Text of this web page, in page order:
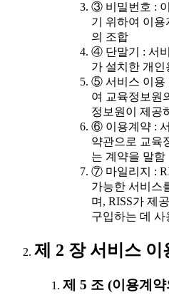
③ 비밀번호 :
기 위하여 이
의 조합
④ 단말기 : 서
가 설치한 개인
⑤ 서비스 이용
여 교육정보원
정보원이 제공
⑥ 이용계약 :
약관으로 교육
는 계약을 말함
⑦ 마일리지 :
가능한 서비스
며, RISS가 제
구입하는 데
제 2 장 서비스 이
제 5 조 (이용계